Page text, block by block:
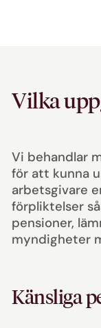
Vilka
Vi behandlar
för att kunna
arbetsgivare
förpliktelser
pensioner,
myndigheter
Känsliga